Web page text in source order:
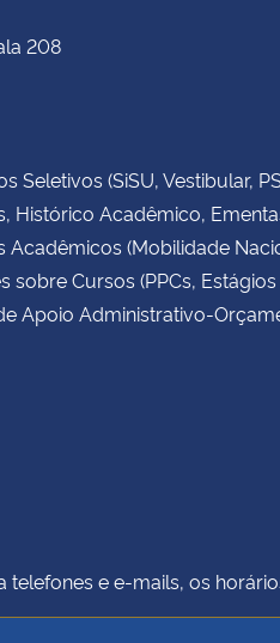
208
Seletivos (SiSU, Vestibular,
Histórico Acadêmico,
Acadêmicos (Mobilidade
sobre Cursos (PPCs,
Apoio Administrativo-
telefones e e-mails, os